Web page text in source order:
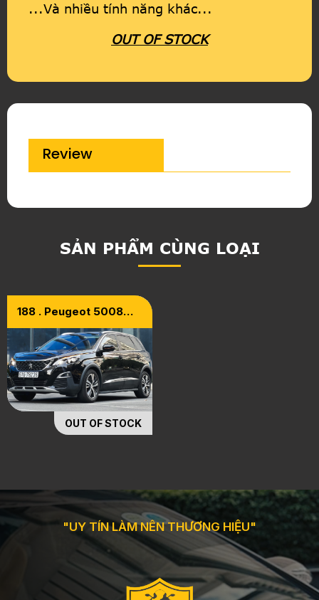
...Và nhiều tính năng khác...
OUT OF STOCK
Review
SẢN PHẨM CÙNG LOẠI
188 . Peugeot 5008
OUT OF STOCK
"UY TÍN LÀM NÊN THƯƠNG HIỆU"